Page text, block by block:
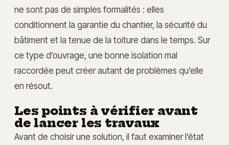
ne sont pas de simples formalités : elles
conditionnent la garantie du chantier, la sécurité du
bâtiment et la tenue de la toiture dans le temps. Sur
ce type d’ouvrage, une bonne isolation mal
raccordée peut créer autant de problèmes qu’elle
en résout.
Les points à vérifier avant
de lancer les travaux
Avant de choisir une solution, il faut examiner l’état